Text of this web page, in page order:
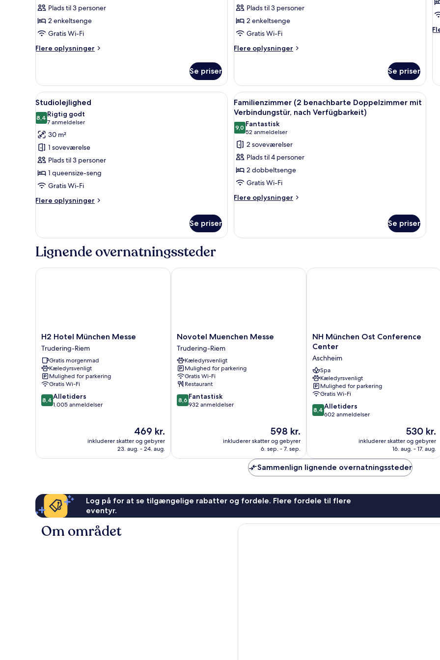
Plads til 3 personer
2 enkeltsenge
Gratis Wi-Fi
Flere oplysninger
Flere
dobbeltværelse
Se priser
Plads til 3 personer
2 enkeltsenge
Gratis Wi-Fi
Flere oplysninger
Flere
dobbeltværelse
Se priser
Indlæs
alle
billeder
af
Studiolejlighed
En seng med en rød pude, en hvid pude og et beige sengegavl, samt en lyskontakt på sengekavlen.
9
Studiolejlighed
8,48,4 ud af 10
Rigtig godt
7 anmeldelser
(7
anmeldelser)
30 m²
1 soveværelse
Plads til 3 personer
1 queensize-seng
Gratis Wi-Fi
Flere oplysninger
Flere
Se priser
Indlæs
alle
billeder
af
Familienzimmer
(2
benachbarte
Doppelzimmer
mit
Verbindungstür,
Et hotelværelse med en stor seng,
5
Familienzimmer (2 benachbarte Doppelzimmer mit
Verbindungstür, nach Verfügbarkeit)
9,09,0 ud af 10
Fantastisk
52 anmeldelser
(52
anmeldelser)
2 soveværelser
Plads til 4 personer
2 dobbeltsenge
Gratis Wi-Fi
Flere oplysninger
Flere
(2
benachbarte
Verbindungstür,
Se priser
Lignende overnatningssteder
H2
Hotel
München
Messe
Trudering-
Riem
H2 Hotel München Messe
Trudering-Riem
Gratis morgenmad
Kæledyrsvenligt
Mulighed for parkering
Gratis Wi-Fi
8.4
ud
8,4 Alletiders
1.005 anmeldelser
Prisen
er
469 kr.
469 kr.
inkluderer skatter og gebyrer
23. aug. - 24. aug.
H2 Hotel München Messe
Novotel
Muenchen
Messe
Trudering-
Riem
Novotel Muenchen Messe
Trudering-Riem
Kæledyrsvenligt
Mulighed for parkering
Gratis Wi-Fi
Restaurant
8.6
ud
8,6 Fantastisk
932 anmeldelser
Prisen
er
598 kr.
598 kr.
inkluderer skatter og gebyrer
6. sep. - 7. sep.
Novotel Muenchen Messe
NH
München
Conference
Center
Aschheim
NH München Ost Conference
Center
Aschheim
Spa
Kæledyrsvenligt
Mulighed for parkering
Gratis Wi-Fi
8.4
ud
anmeldelser
8,4 Alletiders
602 anmeldelser
Prisen
er
530 kr.
530 kr.
inkluderer skatter og gebyrer
16. aug. - 17. aug.
NH München Ost Conference Center
Sammenlign lignende overnatningssteder
Log på for at se tilgængelige rabatter og fordele. Flere fordele til flere
eventyr.
Om området